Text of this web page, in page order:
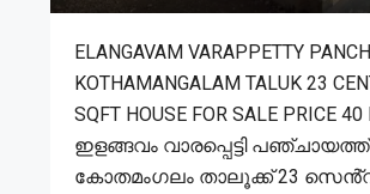
ELANGAVAM VARAPPETTY
KOTHAMANGALAM TALUK 23
SQFT HOUSE FOR SALE PRICE 40
ഇളങ്ങവം വാരപ്പെട്ടി പഞ്ചായത്ത്
കോതമംഗലം താലൂക്ക് 23 സെൻ്റ്